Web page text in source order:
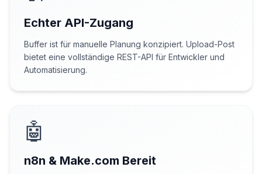
Echter API-Zugang
Buffer ist für manuelle Planung konzipiert. Upload-Post
bietet eine vollständige REST-API für Entwickler und
Automatisierung.
🤖
n8n & Make.com Bereit